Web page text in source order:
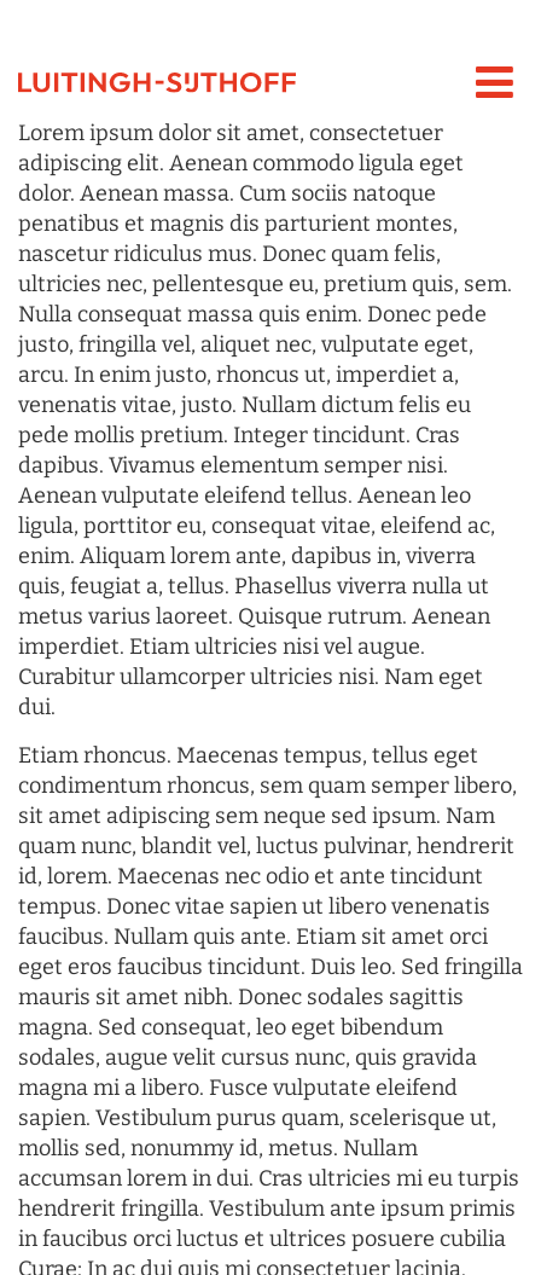
Lorem ipsum dolor sit amet, consectetuer
adipiscing elit. Aenean commodo ligula eget
dolor. Aenean massa. Cum sociis natoque
penatibus et magnis dis parturient montes,
nascetur ridiculus mus. Donec quam felis,
ultricies nec, pellentesque eu, pretium quis, sem.
Nulla consequat massa quis enim. Donec pede
justo, fringilla vel, aliquet nec, vulputate eget,
arcu. In enim justo, rhoncus ut, imperdiet a,
venenatis vitae, justo. Nullam dictum felis eu
pede mollis pretium. Integer tincidunt. Cras
dapibus. Vivamus elementum semper nisi.
Aenean vulputate eleifend tellus. Aenean leo
ligula, porttitor eu, consequat vitae, eleifend ac,
enim. Aliquam lorem ante, dapibus in, viverra
quis, feugiat a, tellus. Phasellus viverra nulla ut
metus varius laoreet. Quisque rutrum. Aenean
imperdiet. Etiam ultricies nisi vel augue.
Curabitur ullamcorper ultricies nisi. Nam eget
dui.
Etiam rhoncus. Maecenas tempus, tellus eget
condimentum rhoncus, sem quam semper libero,
sit amet adipiscing sem neque sed ipsum. Nam
quam nunc, blandit vel, luctus pulvinar, hendrerit
id, lorem. Maecenas nec odio et ante tincidunt
tempus. Donec vitae sapien ut libero venenatis
faucibus. Nullam quis ante. Etiam sit amet orci
eget eros faucibus tincidunt. Duis leo. Sed fringilla
mauris sit amet nibh. Donec sodales sagittis
magna. Sed consequat, leo eget bibendum
sodales, augue velit cursus nunc, quis gravida
magna mi a libero. Fusce vulputate eleifend
sapien. Vestibulum purus quam, scelerisque ut,
mollis sed, nonummy id, metus. Nullam
accumsan lorem in dui. Cras ultricies mi eu turpis
hendrerit fringilla. Vestibulum ante ipsum primis
in faucibus orci luctus et ultrices posuere cubilia
Curae; In ac dui quis mi consectetuer lacinia.